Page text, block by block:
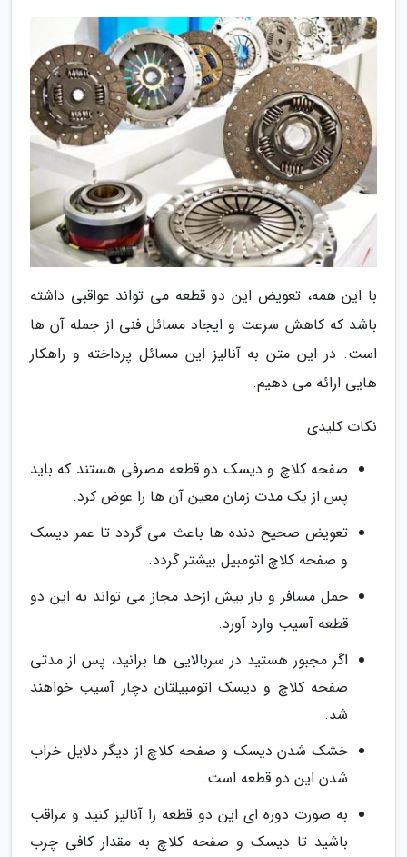
با این همه، تعویض این دو قطعه می تواند عواقبی داشته
باشد که کاهش سرعت و ایجاد مسائل فنی از جمله آن ها
است. در این متن به آنالیز این مسائل پرداخته و راهکار
هایی ارائه می دهیم.
نکات کلیدی
صفحه کلاچ و دیسک دو قطعه مصرفی هستند که باید
پس از یک مدت زمان معین آن ها را عوض کرد.
تعویض صحیح دنده ها باعث می گردد تا عمر دیسک
و صفحه کلاچ اتومبیل بیشتر گردد.
حمل مسافر و بار بیش ازحد مجاز می تواند به این دو
قطعه آسیب وارد آورد.
اگر مجبور هستید در سربالایی ها برانید، پس از مدتی
صفحه کلاچ و دیسک اتومبیلتان دچار آسیب خواهند
شد.
خشک شدن دیسک و صفحه کلاچ از دیگر دلایل خراب
شدن این دو قطعه است.
به صورت دوره ای این دو قطعه را آنالیز کنید و مراقب
باشید تا دیسک و صفحه کلاچ به مقدار کافی چرب